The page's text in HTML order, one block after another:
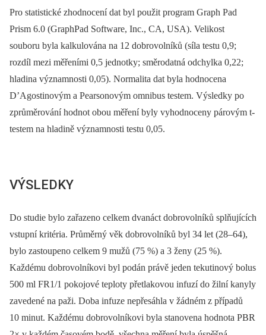
Pro statistické zhodnocení dat byl použit program Graph Pad
Prism 6.0 (GraphPad Software, Inc., CA, USA). Velikost
souboru byla kalkulována na 12 dobrovolníků (síla testu 0,9;
rozdíl mezi měřeními 0,5 jednotky; směrodatná odchylka 0,22;
hladina významnosti 0,05). Normalita dat byla hodnocena
D’Agostinovým a Pearsonovým omnibus testem. Výsledky po
zprůměrování hodnot obou měření byly vyhodnoceny párovým t-
testem na hladině významnosti testu 0,05.
VÝSLEDKY
Do studie bylo zařazeno celkem dvanáct dobrovolníků splňujících
vstupní kritéria. Průměrný věk dobrovolníků byl 34 let (28‒64),
bylo zastoupeno celkem 9 mužů (75 %) a 3 ženy (25 %).
Každému dobrovolníkovi byl podán právě jeden tekutinový bolus
500 ml FR1/1 pokojové teploty přetlakovou infuzí do žilní kanyly
zavedené na paži. Doba infuze nepřesáhla v žádném z případů
10 minut. Každému dobrovolníkovi byla stanovena hodnota PBR